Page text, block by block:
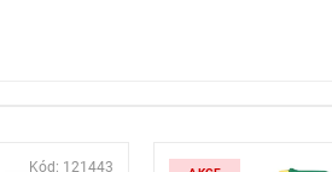
Kód: 121443